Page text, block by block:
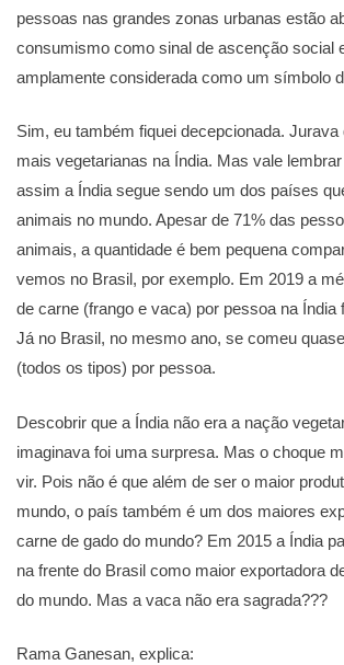
pessoas nas grandes zonas urbanas estão
consumismo como sinal de ascenção social
amplamente considerada como um símbolo
Sim, eu também fiquei decepcionada. Jurava
mais vegetarianas na Índia. Mas vale
assim a Índia segue sendo um dos países
animais no mundo. Apesar de 71% das
animais, a quantidade é bem pequena
vemos no Brasil, por exemplo. Em 2019 a
de carne (frango e vaca) por pessoa na Índia
Já no Brasil, no mesmo ano, se comeu
(todos os tipos) por pessoa.
Descobrir que a Índia não era a nação
imaginava foi uma surpresa. Mas o choque
vir. Pois não é que além de ser o maior
mundo, o país também é um dos maiores
carne de gado do mundo? Em 2015 a Índia
na frente do Brasil como maior exportadora
do mundo. Mas a vaca não era sagrada???
Rama Ganesan, explica: